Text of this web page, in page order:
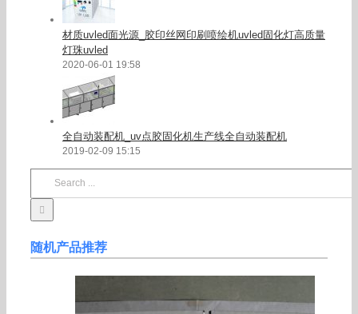
材质uvled面光源_胶印丝网印刷喷绘机uvled固化灯高质量
灯珠uvled
2020-06-01 19:58
全自动装配机_uv点胶固化机生产线全自动装配机
2019-02-09 15:15
随机产品推荐